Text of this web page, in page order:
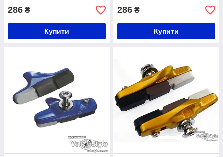
286 ₴
Купити
286 ₴
Купити